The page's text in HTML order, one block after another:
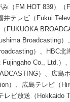
（FM HOT 839）（
井テレビ（Fukui
FUKUOKA
Broadcasting）
）、HBC北
Co., Ltd.）
）、広島
）、広島テレビ（
ビ放送（Hokkaido